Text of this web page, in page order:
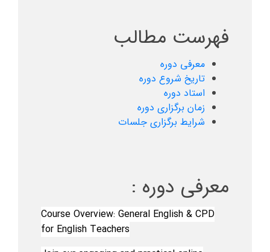
فهرست مطالب
معرفی دوره
تاریخ شروع دوره
استاد دوره
زمان برگزاری دوره
شرایط برگزاری جلسات
معرفی دوره :
Course Overview: General English & CPD
for English Teachers